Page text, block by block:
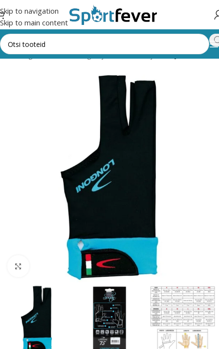
Skip to navigation
Skip to main content
kategooriad Lauamängud ja vahendid Piljard Piljardikindad
Suurendamiseks klõpsake